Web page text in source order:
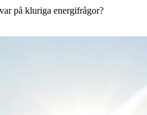
på kluriga energifrågor?